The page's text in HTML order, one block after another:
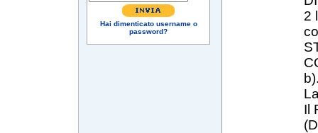
Hai dimenticato username o
password?
2
Il